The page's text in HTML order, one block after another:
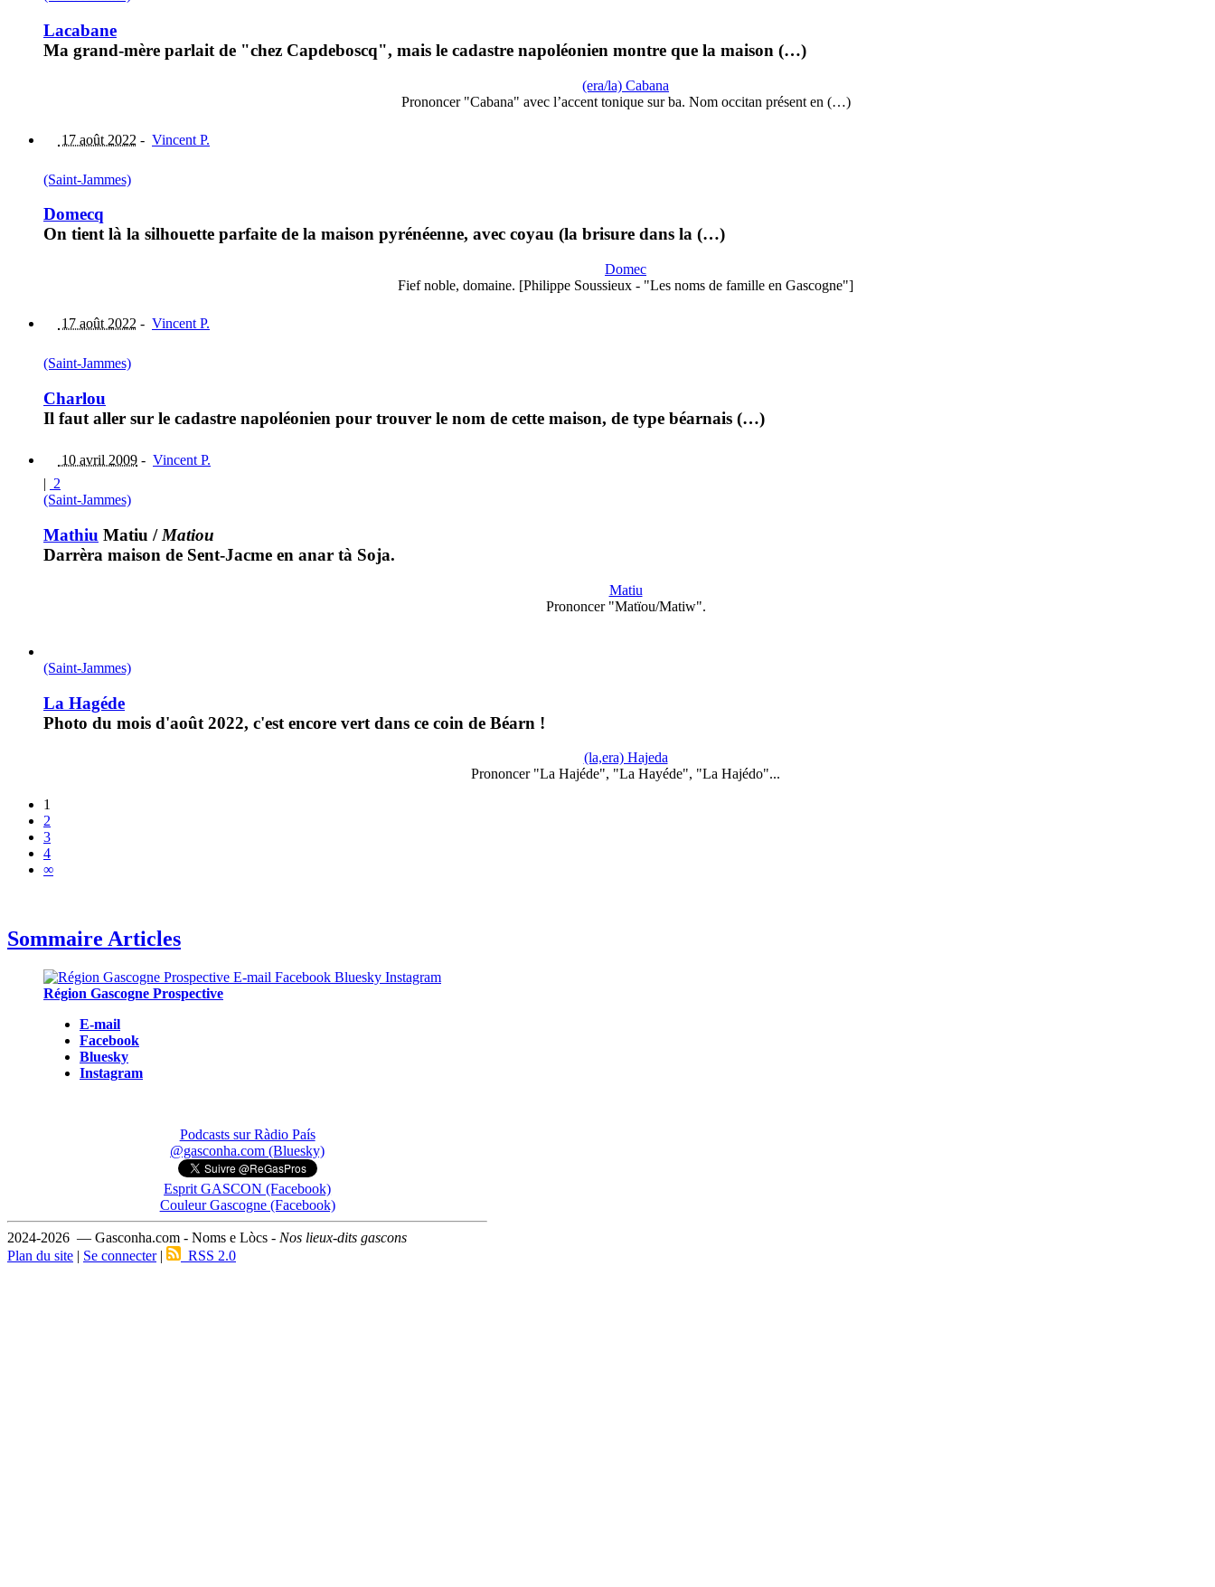
Lacabane
Ma grand-mère parlait de "chez Capdeboscq", mais le cadastre napoléonien montre que la maison (…)
(era/la) Cabana
Prononcer "Cabana" avec l’accent tonique sur ba. Nom occitan présent en (…)
17 août 2022 - Vincent P.
(Saint-Jammes)
Domecq
On tient là la silhouette parfaite de la maison pyrénéenne, avec coyau (la brisure dans la (…)
Domec
Fief noble, domaine. [Philippe Soussieux - "Les noms de famille en Gascogne"]
17 août 2022 - Vincent P.
(Saint-Jammes)
Charlou
Il faut aller sur le cadastre napoléonien pour trouver le nom de cette maison, de type béarnais (…)
10 avril 2009 - Vincent P.
| 2
(Saint-Jammes)
Mathiu Matiu / Matiou
Darrèra maison de Sent-Jacme en anar tà Soja.
Matiu
Prononcer "Matïou/Matiw".
(Saint-Jammes)
La Hagéde
Photo du mois d'août 2022, c'est encore vert dans ce coin de Béarn !
(la,era) Hajeda
Prononcer "La Hajéde", "La Hayéde", "La Hajédo"...
1
2
3
4
∞
Sommaire Articles
Région Gascogne Prospective
E-mail
Facebook
Bluesky
Instagram
Podcasts sur Ràdio País
@gasconha.com (Bluesky)
Esprit GASCON (Facebook)
Couleur Gascogne (Facebook)
2024-2026 — Gasconha.com - Noms e Lòcs - Nos lieux-dits gascons
Plan du site | Se connecter| RSS 2.0